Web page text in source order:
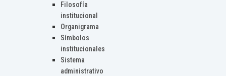
Filosofía
institucional
Organigrama
Símbolos
institucionales
Sistema
administrativo